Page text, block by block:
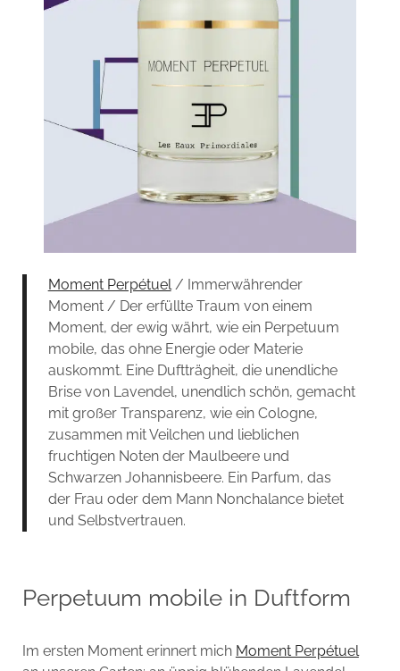
Moment Perpétuel/ Immerwährender
Moment / Der erfüllte Traum von einem
Moment, der ewig währt, wie ein Perpetuum
mobile, das ohne Energie oder Materie
auskommt. Eine Duftträgheit, die unendliche
Brise von Lavendel, unendlich schön, gemacht
mit großer Transparenz, wie ein Cologne,
zusammen mit Veilchen und lieblichen
fruchtigen Noten der Maulbeere und
Schwarzen Johannisbeere. Ein Parfum, das
der Frau oder dem Mann Nonchalance bietet
und Selbstvertrauen.
Perpetuum mobile in Duftform
Im ersten Moment erinnert mich Moment Perpétuel